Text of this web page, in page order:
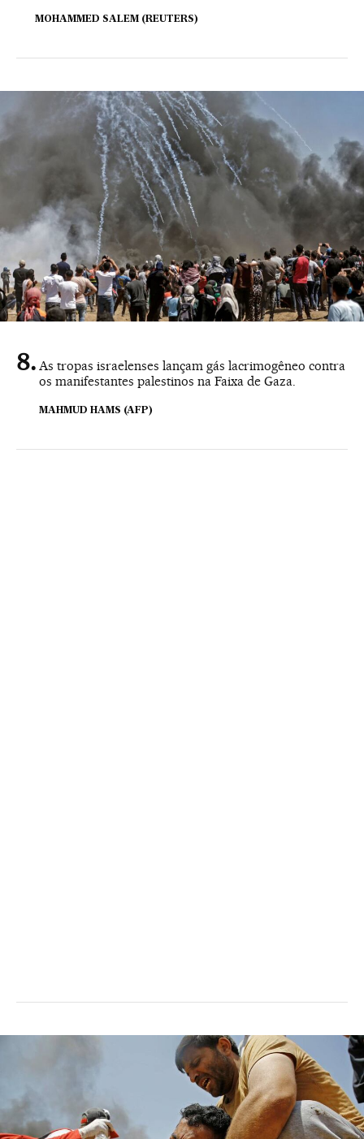
MOHAMMED SALEM (REUTERS)
As tropas israelenses lançam gás lacrimogêneo contra
os manifestantes palestinos na Faixa de Gaza.
MAHMUD HAMS (AFP)